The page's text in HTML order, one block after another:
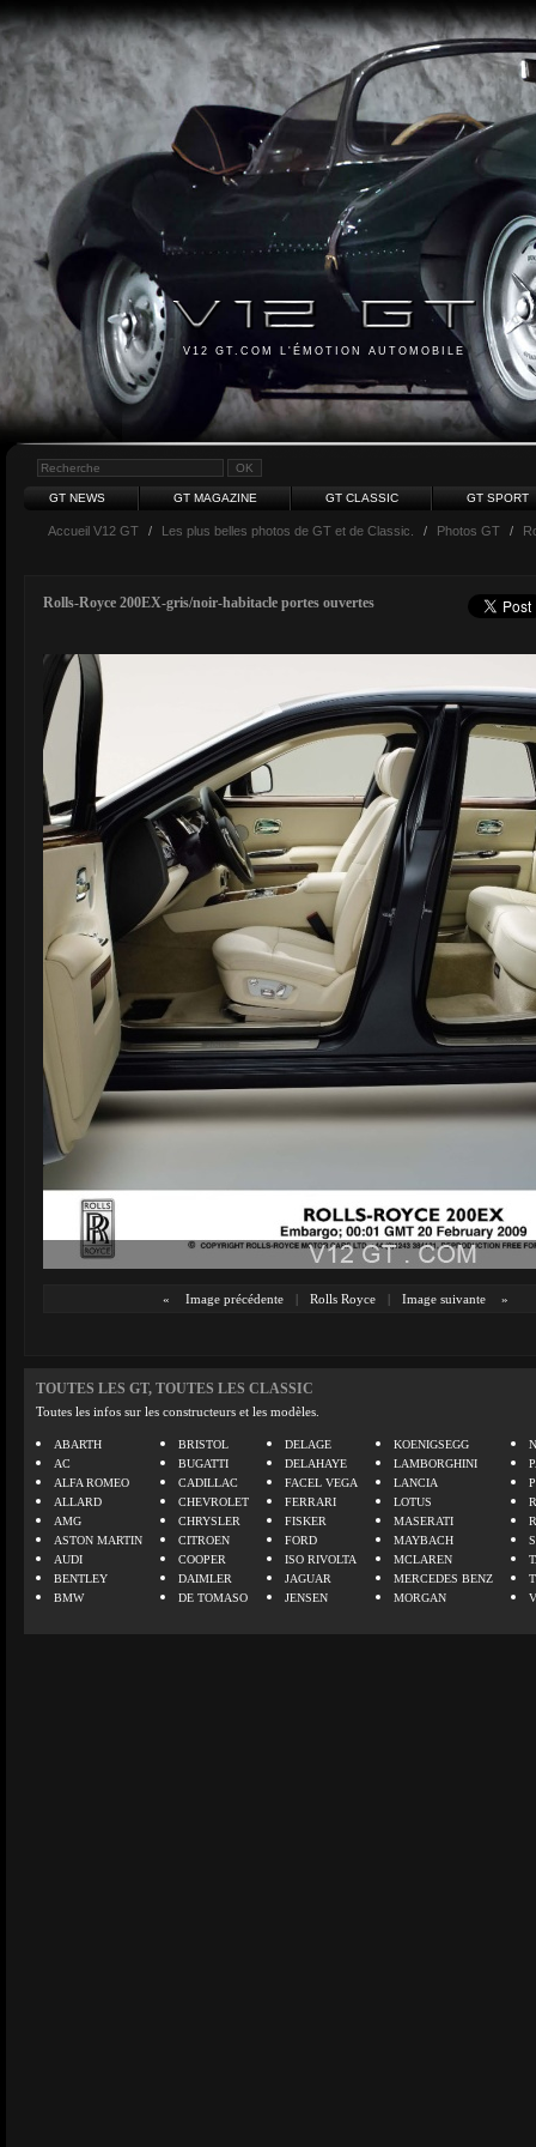
V12 GT.COM L'ÉMOTION AUTOMOBILE
GT NEWS GT MAGAZINE GT CLASSIC GT SPORT
Accueil V12 GT / Les plus belles photos de GT et de Classic. / Photos GT /
Rolls-Royce 200EX-gris/noir-habitacle portes ouvertes
« Image précédente | Rolls Royce | Image suivante »
TOUTES LES GT, TOUTES LES CLASSIC
Toutes les infos sur les constructeurs et les modèles.
ABARTH
AC
ALFA ROMEO
ALLARD
AMG
ASTON MARTIN
AUDI
BENTLEY
BMW
BRISTOL
BUGATTI
CADILLAC
CHEVROLET
CHRYSLER
CITROEN
COOPER
DAIMLER
DE TOMASO
DELAGE
DELAHAYE
FACEL VEGA
FERRARI
FISKER
FORD
ISO RIVOLTA
JAGUAR
JENSEN
KOENIGSEGG
LAMBORGHINI
LANCIA
LOTUS
MASERATI
MAYBACH
MCLAREN
MERCEDES BENZ
MORGAN